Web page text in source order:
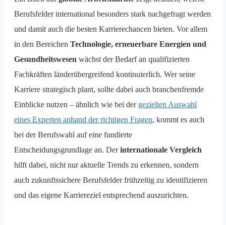
Berufsfelder international besonders stark nachgefragt werden
und damit auch die besten Karrierechancen bieten. Vor allem
in den Bereichen Technologie, erneuerbare Energien und
Gesundheitswesen wächst der Bedarf an qualifizierten
Fachkräften länderübergreifend kontinuierlich. Wer seine
Karriere strategisch plant, sollte dabei auch branchenfremde
Einblicke nutzen – ähnlich wie bei der gezielten Auswahl
eines Experten anhand der richtigen Fragen, kommt es auch
bei der Berufswahl auf eine fundierte
Entscheidungsgrundlage an. Derinternationale Vergleich
hilft dabei, nicht nur aktuelle Trends zu erkennen, sondern
auch zukunftssichere Berufsfelder frühzeitig zu identifizieren
und das eigene Karriereziel entsprechend auszurichten.